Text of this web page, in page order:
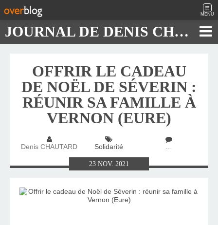
MENU
JOURNAL DE DENIS CHAUTARD
OFFRIR LE CADEAU
DE NOËL DE SÉVERIN :
RÉUNIR SA FAMILLE À
VERNON (EURE)
Denis CHAUTARD Solidarité …
23 NOV. 2021